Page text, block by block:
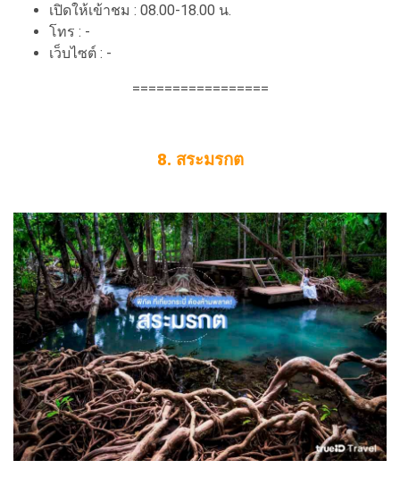
เปิดให้เข้าชม : 08.00-18.00 น.
โทร : -
เว็บไซต์ : -
=================
8. สระมรกต